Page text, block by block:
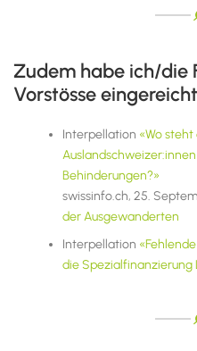
Zudem habe ich/die
Vorstösse
Interpellation «Wo
Behinderungen?»
swissinfo.ch, 25.
der Ausgewanderten
Interpellation
die Spezialfinanzierung